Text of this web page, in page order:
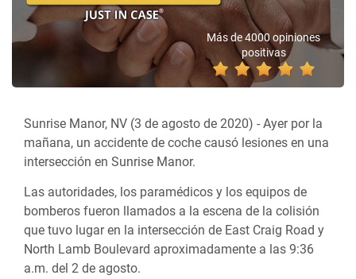
Más de 4000 opiniones
positivas
Sunrise Manor, NV (3 de agosto de 2020) - Ayer por la
mañana, un accidente de coche causó lesiones en una
intersección en Sunrise Manor.
Las autoridades, los paramédicos y los equipos de
bomberos fueron llamados a la escena de la colisión
que tuvo lugar en la intersección de East Craig Road y
North Lamb Boulevard aproximadamente a las 9:36
a.m. del 2 de agosto.